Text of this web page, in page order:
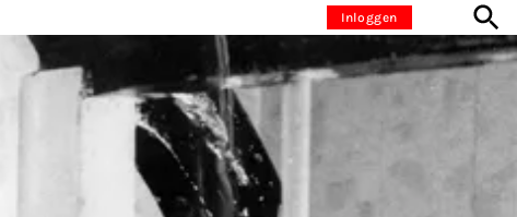
Inloggen